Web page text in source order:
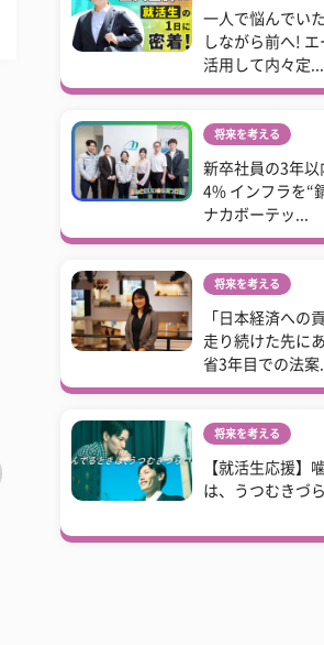
一人で悩んでい
しながら前へ! エ
活用して内々定...
将来を考える
新卒社員の3年以
4% インフラを“
ナカボーテッ...
将来を考える
「日本経済への
走り続けた先に
省3年目での法案...
将来を考える
【就活生応援】
は、うつむきづら